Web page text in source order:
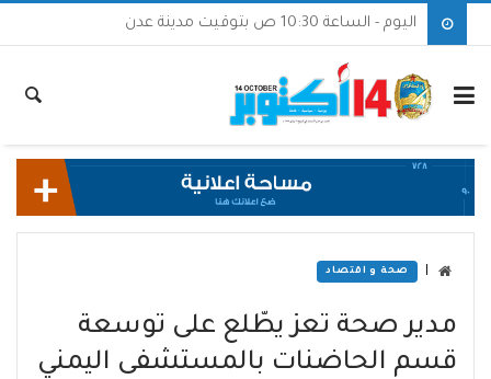
اليوم - الساعة 10:30 ص بتوقيت مدينة عدن
صحة و اقتصاد
مدير صحة تعز يطّلع على توسعة
قسم الحاضنات بالمستشفى اليمني